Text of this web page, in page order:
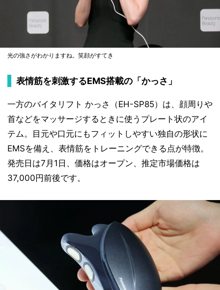
光の強さがわかりますね。笑顔がすてき
表情筋を刺激するEMS搭載の「かっさ」
一方のバイタリフト かっさ（EH-SP85）は、顔周りや
首などをマッサージするときに使うプレート状のアイ
テム。目元や口元にもフィットしやすい独自の形状に
EMSを備え、表情筋をトレーニングできる点が特徴。
発売日は7月1日、価格はオープン、推定市場価格は
37,000円前後です。